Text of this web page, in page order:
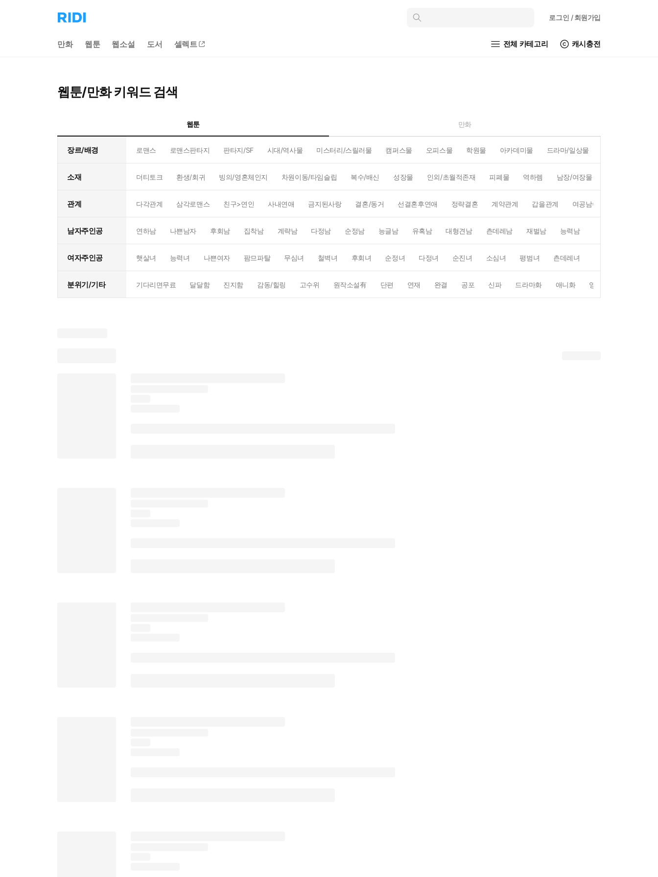
리
디
으
인
로그인 / 회원가입
만화 웹툰 웹소설 도서 셀렉트 전체 카테고리 캐시충전
웹툰/만화 키워드 검색
웹툰 만화
장르/배경 로맨스 로맨스판타지 판타지/SF 시대/역사물 미스터리/스릴러물 캠퍼스물 오피스물 학원물 아카데미물 드라마/일상물
소재 더티토크 환생/회귀 빙의/영혼체인지 차원이동/타임슬립 복수/배신 성장물 인외/초월적존재 피폐물 역하렘 남장/여장물
관계 다각관계 삼각로맨스 친구>연인 사내연애 금지된사랑 결혼/동거 선결혼후연애 정략결혼 계약관계 갑을관계 여공남수
남자주인공 연하남 나쁜남자 후회남 집착남 계략남 다정남 순정남 능글남 유혹남 대형견남 츤데레남 재벌남 능력남
여자주인공 햇살녀 능력녀 나쁜여자 팜므파탈 무심녀 철벽녀 후회녀 순정녀 다정녀 순진녀 소심녀 평범녀 츤데레녀
분위기/기타 기다리면무료 달달함 진지함 감동/힐링 고수위 원작소설有 단편 연재 완결 공포 신파 드라마화 애니화 영화화